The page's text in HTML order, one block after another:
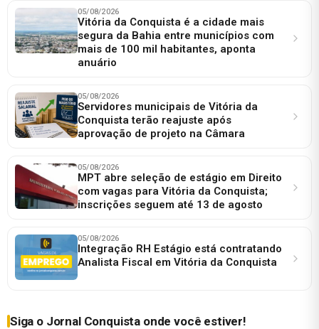
05/08/2026
Vitória da Conquista é a cidade mais
segura da Bahia entre municípios com
mais de 100 mil habitantes, aponta
anuário
05/08/2026
Servidores municipais de Vitória da
Conquista terão reajuste após
aprovação de projeto na Câmara
05/08/2026
MPT abre seleção de estágio em Direito
com vagas para Vitória da Conquista;
inscrições seguem até 13 de agosto
05/08/2026
Integração RH Estágio está contratando
Analista Fiscal em Vitória da Conquista
Siga o Jornal Conquista onde você estiver!